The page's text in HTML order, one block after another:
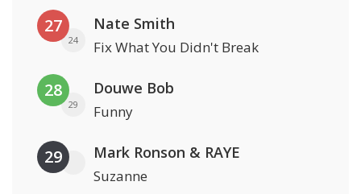
27
24
Nate Smith
Fix What You Didn't Break
28
29
Douwe Bob
Funny
29 Mark Ronson & RAYE
Suzanne